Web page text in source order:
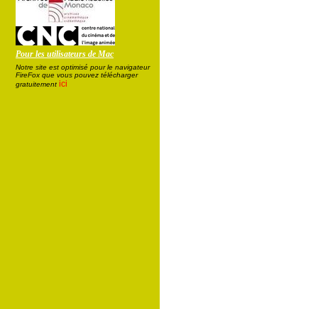
Pour les utilisateurs de Mac
Notre site est optimisé pour le navigateur
FireFox que vous pouvez télécharger
gratuitement ici